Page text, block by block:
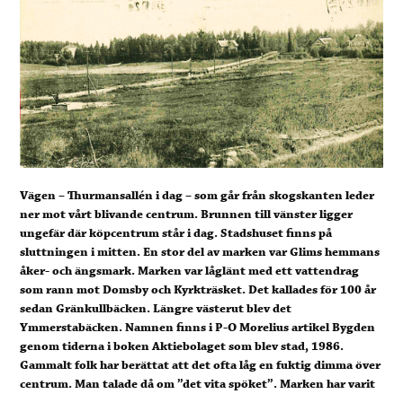
Vägen – Thurmansallén i dag – som går från skogskanten leder
ner mot vårt blivande centrum. Brunnen till vänster ligger
ungefär där köpcentrum står i dag. Stadshuset finns på
sluttningen i mitten. En stor del av marken var Glims hemmans
åker- och ängsmark. Marken var låglänt med ett vattendrag
som rann mot Domsby och Kyrkträsket. Det kallades för 100 år
sedan Gränkullbäcken. Längre västerut blev det
Ymmerstabäcken. Namnen finns i P-O Morelius artikel Bygden
genom tiderna i boken Aktiebolaget som blev stad, 1986.
Gammalt folk har berättat att det ofta låg en fuktig dimma över
centrum. Man talade då om ”det vita spöket”. Marken har varit